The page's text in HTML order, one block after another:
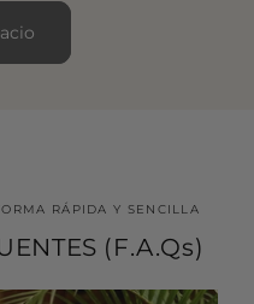
RÁPIDA Y SENCILLA
(F.A.Qs)